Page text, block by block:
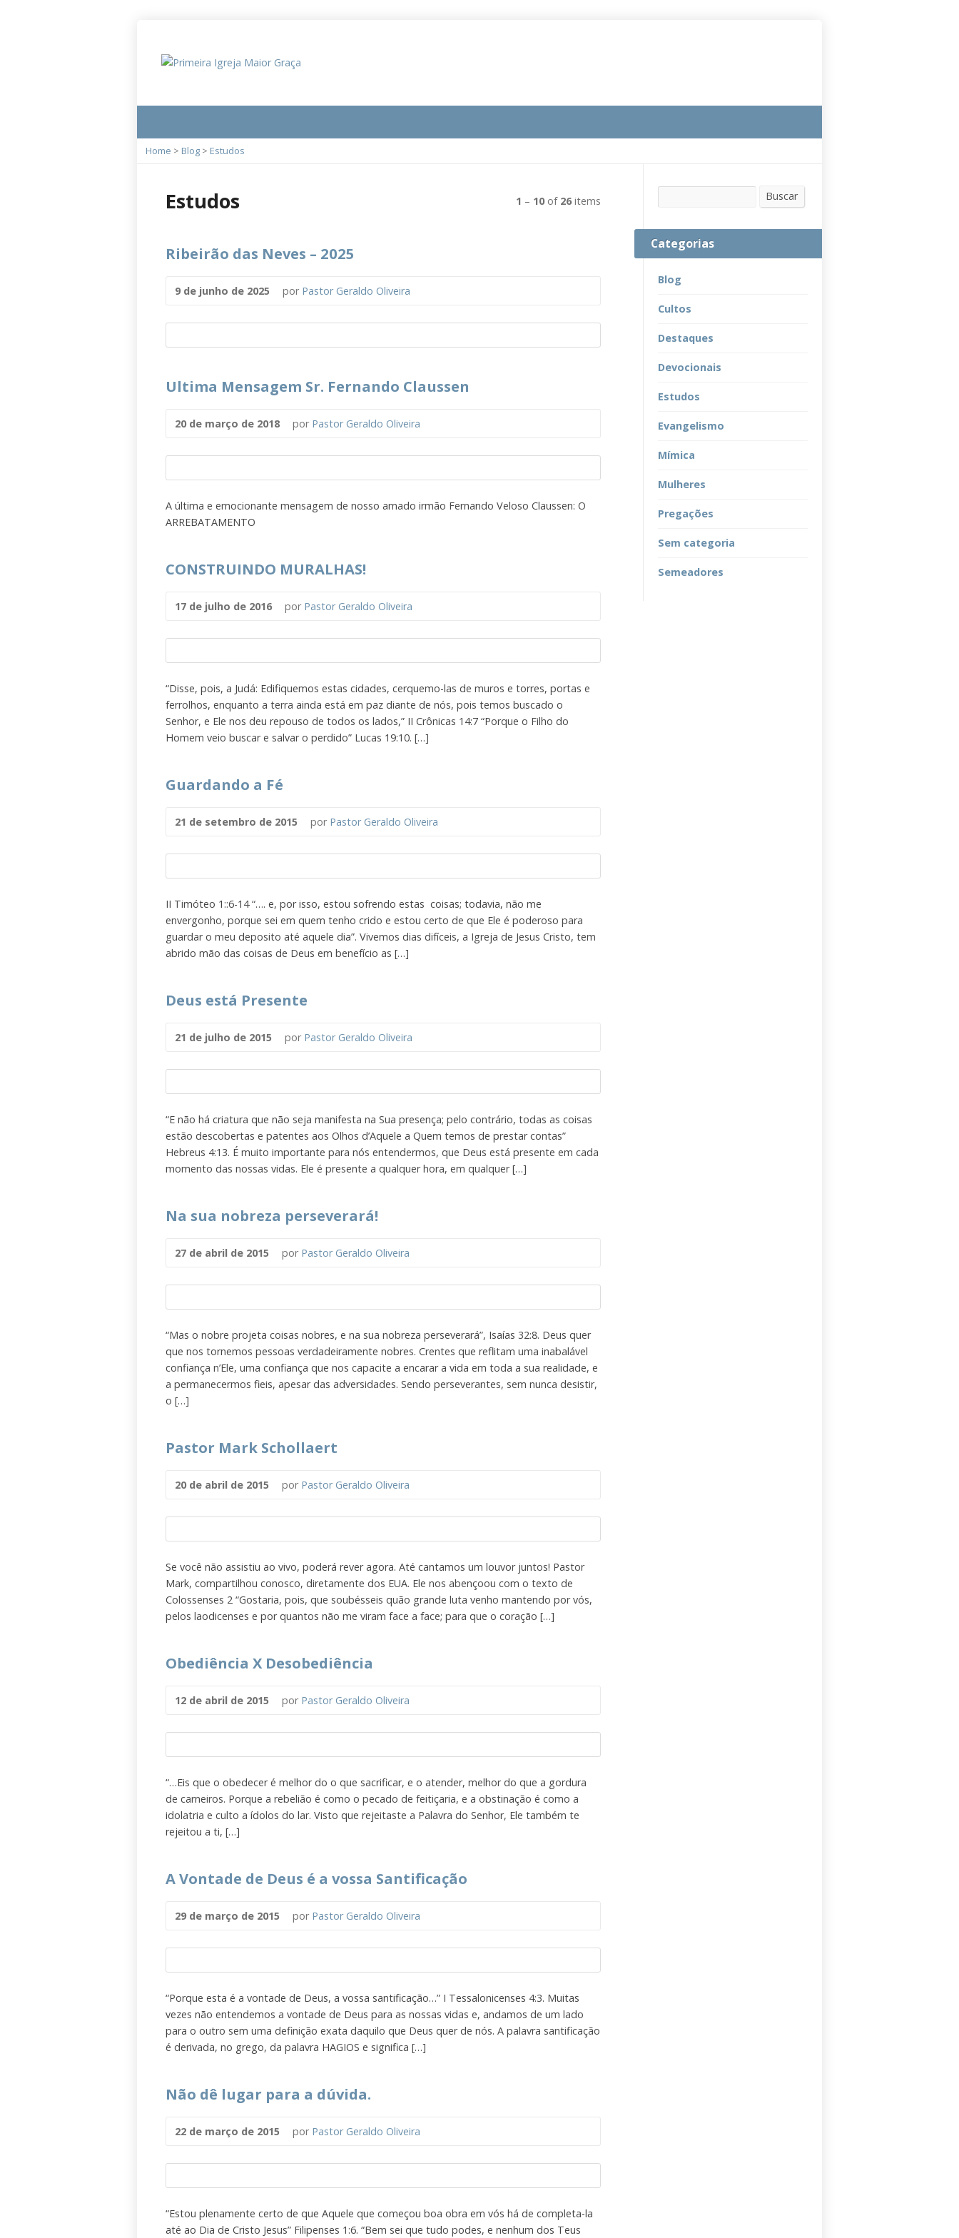
Home > Blog > Estudos
Estudos 1 – 10 of 26 items
Ribeirão das Neves – 2025
9 de junho de 2025 por Pastor Geraldo Oliveira
Ultima Mensagem Sr. Fernando Claussen
20 de março de 2018 por Pastor Geraldo Oliveira
A última e emocionante mensagem de nosso amado irmão Fernando Veloso Claussen: O
ARREBATAMENTO
CONSTRUINDO MURALHAS!
17 de julho de 2016 por Pastor Geraldo Oliveira
“Disse, pois, a Judá: Edifiquemos estas cidades, cerquemo-las de muros e torres, portas e
ferrolhos, enquanto a terra ainda está em paz diante de nós, pois temos buscado o
Senhor, e Ele nos deu repouso de todos os lados,” II Crônicas 14:7 “Porque o Filho do
Homem veio buscar e salvar o perdido” Lucas 19:10. […]
Guardando a Fé
21 de setembro de 2015 por Pastor Geraldo Oliveira
II Timóteo 1::6-14 “…. e, por isso, estou sofrendo estas coisas; todavia, não me
envergonho, porque sei em quem tenho crido e estou certo de que Ele é poderoso para
guardar o meu deposito até aquele dia”. Vivemos dias difíceis, a Igreja de Jesus Cristo, tem
abrido mão das coisas de Deus em benefício as […]
Deus está Presente
21 de julho de 2015 por Pastor Geraldo Oliveira
“E não há criatura que não seja manifesta na Sua presença; pelo contrário, todas as coisas
estão descobertas e patentes aos Olhos d’Aquele a Quem temos de prestar contas”
Hebreus 4:13. É muito importante para nós entendermos, que Deus está presente em cada
momento das nossas vidas. Ele é presente a qualquer hora, em qualquer […]
Na sua nobreza perseverará!
27 de abril de 2015 por Pastor Geraldo Oliveira
“Mas o nobre projeta coisas nobres, e na sua nobreza perseverará”, Isaías 32:8. Deus quer
que nos tornemos pessoas verdadeiramente nobres. Crentes que reflitam uma inabalável
confiança n’Ele, uma confiança que nos capacite a encarar a vida em toda a sua realidade, e
a permanecermos fieis, apesar das adversidades. Sendo perseverantes, sem nunca desistir,
o […]
Pastor Mark Schollaert
20 de abril de 2015 por Pastor Geraldo Oliveira
Se você não assistiu ao vivo, poderá rever agora. Até cantamos um louvor juntos! Pastor
Mark, compartilhou conosco, diretamente dos EUA. Ele nos abençoou com o texto de
Colossenses 2 “Gostaria, pois, que soubésseis quão grande luta venho mantendo por vós,
pelos laodicenses e por quantos não me viram face a face; para que o coração […]
Obediência X Desobediência
12 de abril de 2015 por Pastor Geraldo Oliveira
“…Eis que o obedecer é melhor do o que sacrificar, e o atender, melhor do que a gordura
de carneiros. Porque a rebelião é como o pecado de feitiçaria, e a obstinação é como a
idolatria e culto a ídolos do lar. Visto que rejeitaste a Palavra do Senhor, Ele também te
rejeitou a ti, […]
A Vontade de Deus é a vossa Santificação
29 de março de 2015 por Pastor Geraldo Oliveira
“Porque esta é a vontade de Deus, a vossa santificação…” I Tessalonicenses 4:3. Muitas
vezes não entendemos a vontade de Deus para as nossas vidas e, andamos de um lado
para o outro sem uma definição exata daquilo que Deus quer de nós. A palavra santificação
é derivada, no grego, da palavra HAGIOS e significa […]
Não dê lugar para a dúvida.
22 de março de 2015 por Pastor Geraldo Oliveira
“Estou plenamente certo de que Aquele que começou boa obra em vós há de completa-la
até ao Dia de Cristo Jesus” Filipenses 1:6. “Bem sei que tudo podes, e nenhum dos Teus
Buscar
Categorias
Blog
Cultos
Destaques
Devocionais
Estudos
Evangelismo
Mímica
Mulheres
Pregações
Sem categoria
Semeadores